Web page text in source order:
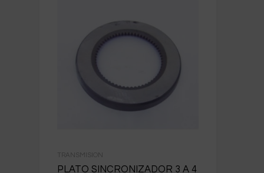
TRANSMISION
PLATO SINCRONIZADOR 3 A 4